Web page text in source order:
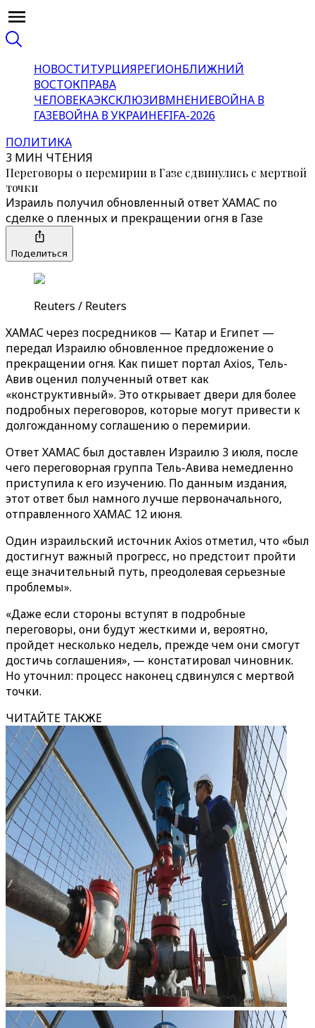
НОВОСТИТУРЦИЯРЕГИОНБЛИЖНИЙ
ВОСТОКПРАВА
ЧЕЛОВЕКАЭКСКЛЮЗИВМНЕНИЕВОЙНА В
ГАЗЕВОЙНА В УКРАИНЕFIFA-2026
ПОЛИТИКА
3 МИН ЧТЕНИЯ
Переговоры о перемирии в Газе сдвинулись с мертвой
точки
Израиль получил обновленный ответ ХАМАС по
сделке о пленных и прекращении огня в Газе
Поделиться
Reuters / Reuters
ХАМАС через посредников — Катар и Египет —
передал Израилю обновленное предложение о
прекращении огня. Как пишет портал Axios, Тель-
Авив оценил полученный ответ как
«конструктивный‎»‎. Это открывает двери для более
подробных переговоров, которые могут привести к
долгожданному соглашению о перемирии.
Ответ ХАМАС был доставлен Израилю 3 июля, после
чего переговорная группа Тель-Авива немедленно
приступила к его изучению. По данным издания,
этот ответ был намного лучше первоначального,
отправленного ХАМАС 12 июня.
Один израильский источник Axios отметил, что «был
достигнут важный прогресс, но предстоит пройти
еще значительный путь, преодолевая серьезные
проблемы».
«‎‎Даже если стороны вступят в подробные
переговоры, они будут жесткими и, вероятно,
пройдет несколько недель, прежде чем они смогут
достичь соглашения», — констатировал чиновник.
Но уточнил: процесс наконец сдвинулся с мертвой
точки.
ЧИТАЙТЕ ТАКЖЕ